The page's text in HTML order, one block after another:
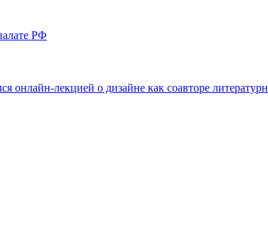
РФ
онлайн-лекцией о дизайне как соавторе